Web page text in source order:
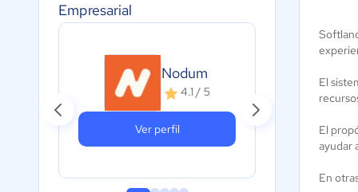
Empresarial
Nodum
4.1 / 5
Ver perfil
El
El
ayudar
En